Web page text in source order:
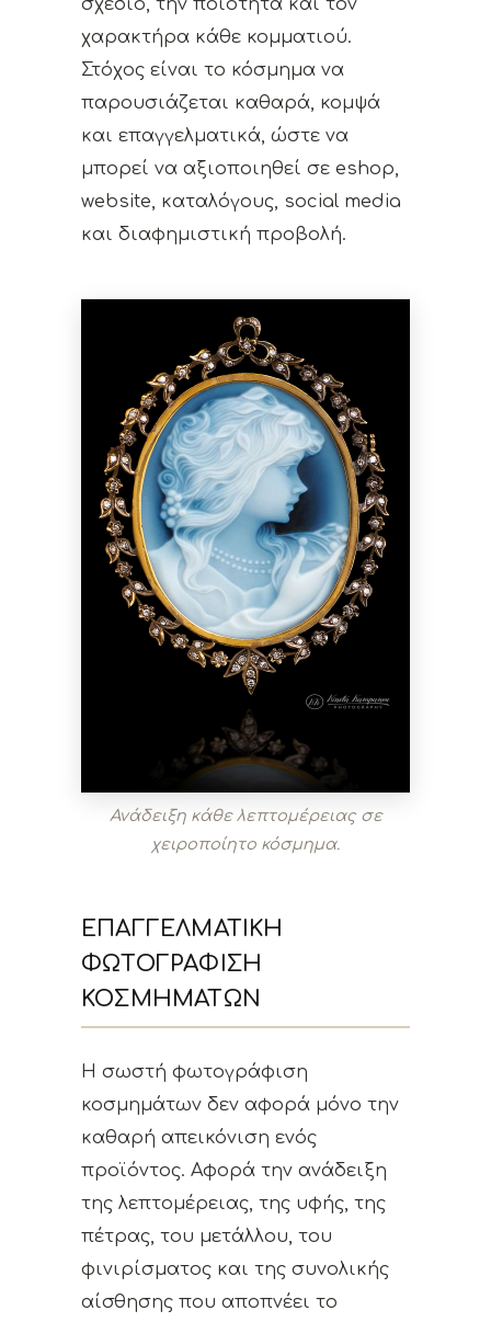
σχέδιο, την ποιότητα και τον
χαρακτήρα κάθε κομματιού.
Στόχος είναι το κόσμημα να
παρουσιάζεται καθαρά, κομψά
και επαγγελματικά, ώστε να
μπορεί να αξιοποιηθεί σε eshop,
website, καταλόγους, social media
και διαφημιστική προβολή.
Ανάδειξη κάθε λεπτομέρειας σε
χειροποίητο κόσμημα.
ΕΠΑΓΓΕΛΜΑΤΙΚΉ
ΦΩΤΟΓΡΆΦΙΣΗ
ΚΟΣΜΗΜΆΤΩΝ
Η σωστή φωτογράφιση
κοσμημάτων δεν αφορά μόνο την
καθαρή απεικόνιση ενός
προϊόντος. Αφορά την ανάδειξη
της λεπτομέρειας, της υφής, της
πέτρας, του μετάλλου, του
φινιρίσματος και της συνολικής
αίσθησης που αποπνέει το